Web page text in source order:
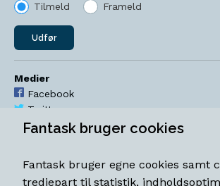
Tilmeld Frameld
Udfør
Medier
Facebook
Twitter
YouTube
Åbningstider
Fantask bruger cookies
Fantask bruger egne cookies samt
tredjepart til statistik,